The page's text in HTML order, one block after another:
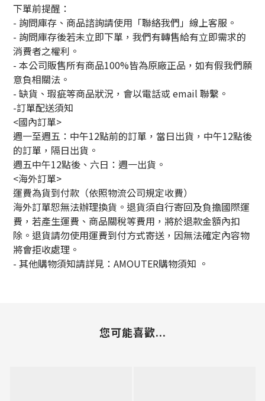
下單前提醒：
- 詢問庫存、商品諮詢請使用「聯絡我們」線上客服。
- 詢問庫存後若未立即下單，我們有轉售給有立即需求的
消費者之權利。
- 本公司販售所有商品100%皆為原廠正品，如有假我們願
意負相關法。
- 缺貨、瑕疵等商品狀況，會以電話或 email 聯繫。
-訂單配送須知
<國內訂單>
週一至週五：中午12點前的訂單，當日出貨，中午12點後
的訂單，隔日出貨。
週五中午12點後、六日：週一出貨。
<海外訂單>
運費為貨到付款（依照物流公司規定收費）
海外訂單恕無法辦理換貨。退貨須自行寄回及負擔國際運
費，若產生運費、商品關稅等費用，將於退款金額內扣
除。退貨請勿使用運費到付方式寄送，因無法確定內容物
將會拒收處理。
- 其他購物須知請詳見： AMOUTER購物須知 。
您可能喜歡...